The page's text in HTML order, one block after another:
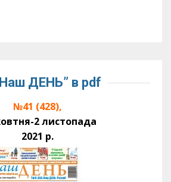
ДЕНЬ” в pdf
№41 (428),
2 листопада
2021 р.